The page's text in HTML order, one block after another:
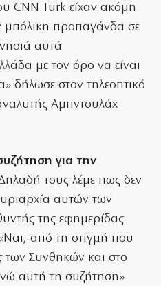
CNN Turk είχαν ακόμη
μπόλικη προπαγάνδα σε
αυτά
με τον όρο να είναι
δήλωσε στον τηλεοπτικό
Αμπντουλάχ
για την
τους λέμε πως δεν
αυτών των
της εφημερίδας
από τη στιγμή που
Συνθηκών και στο
αυτή τη συζήτηση»